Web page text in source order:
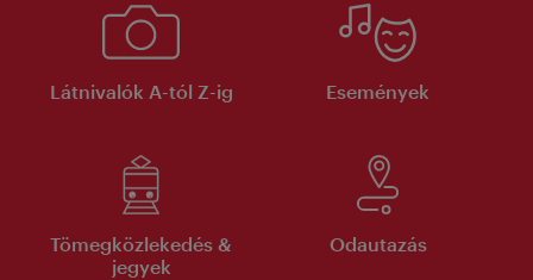
Látnivalók A-tól Z-ig Események
Tömegközlekedés &
jegyek
Odautazás